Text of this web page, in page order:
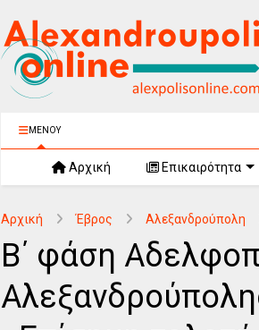
ΜΕΝΟΥ
Αρχική Επικαιρότητα
Αρχική Έβρος Αλεξανδρούπολη
Β΄ φάση